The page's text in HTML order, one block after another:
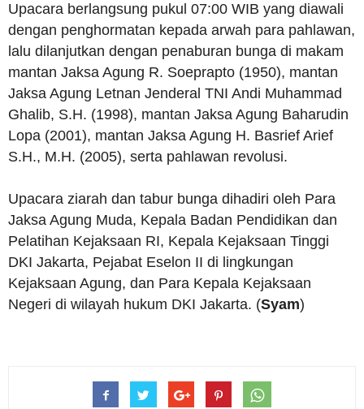
Upacara berlangsung pukul 07:00 WIB yang diawali
dengan penghormatan kepada arwah para pahlawan,
lalu dilanjutkan dengan penaburan bunga di makam
mantan Jaksa Agung R. Soeprapto (1950), mantan
Jaksa Agung Letnan Jenderal TNI Andi Muhammad
Ghalib, S.H. (1998), mantan Jaksa Agung Baharudin
Lopa (2001), mantan Jaksa Agung H. Basrief Arief
S.H., M.H. (2005), serta pahlawan revolusi.
Upacara ziarah dan tabur bunga dihadiri oleh Para
Jaksa Agung Muda, Kepala Badan Pendidikan dan
Pelatihan Kejaksaan RI, Kepala Kejaksaan Tinggi
DKI Jakarta, Pejabat Eselon II di lingkungan
Kejaksaan Agung, dan Para Kepala Kejaksaan
Negeri di wilayah hukum DKI Jakarta. (Syam)